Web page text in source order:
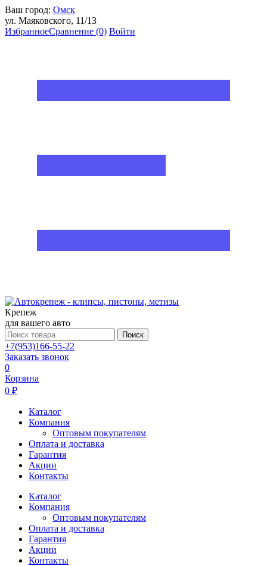
Ваш город: Омск
ул. Маяковского, 11/13
ИзбранноеСравнение (0) Войти
Крепеж
для вашего авто
Поиск
+7(953)166-55-22
Заказать звонок
0
Корзина
0 ₽
Каталог
Компания
Оптовым покупателям
Оплата и доставка
Гарантия
Акции
Контакты
Каталог
Компания
Оптовым покупателям
Оплата и доставка
Гарантия
Акции
Контакты